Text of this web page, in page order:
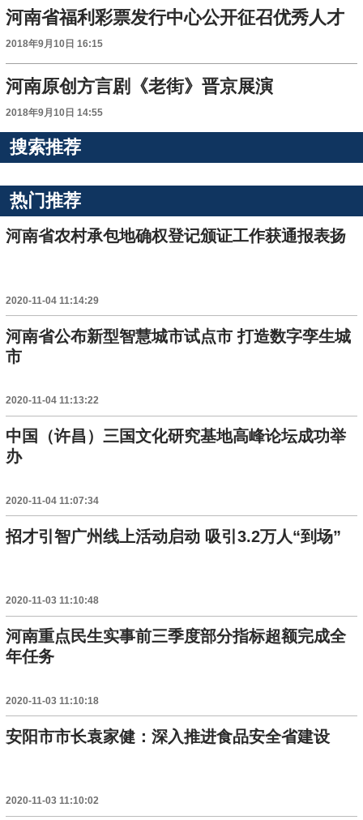
河南省福利彩票发行中心公开征召优秀人才
2018年9月10日 16:15
河南原创方言剧《老街》晋京展演
2018年9月10日 14:55
搜索推荐
热门推荐
河南省农村承包地确权登记颁证工作获通报表扬
2020-11-04 11:14:29
河南省公布新型智慧城市试点市 打造数字孪生城
市
2020-11-04 11:13:22
中国（许昌）三国文化研究基地高峰论坛成功举
办
2020-11-04 11:07:34
招才引智广州线上活动启动 吸引3.2万人“到场”
2020-11-03 11:10:48
河南重点民生实事前三季度部分指标超额完成全
年任务
2020-11-03 11:10:18
安阳市市长袁家健：深入推进食品安全省建设
2020-11-03 11:10:02